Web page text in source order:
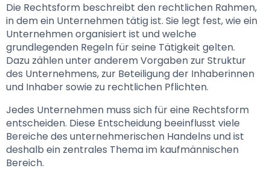
Die Rechtsform beschreibt den rechtlichen Rahmen,
in dem ein Unternehmen tätig ist. Sie legt fest, wie ein
Unternehmen organisiert ist und welche
grundlegenden Regeln für seine Tätigkeit gelten.
Dazu zählen unter anderem Vorgaben zur Struktur
des Unternehmens, zur Beteiligung der Inhaberinnen
und Inhaber sowie zu rechtlichen Pflichten.
Jedes Unternehmen muss sich für eine Rechtsform
entscheiden. Diese Entscheidung beeinflusst viele
Bereiche des unternehmerischen Handelns und ist
deshalb ein zentrales Thema im kaufmännischen
Bereich.